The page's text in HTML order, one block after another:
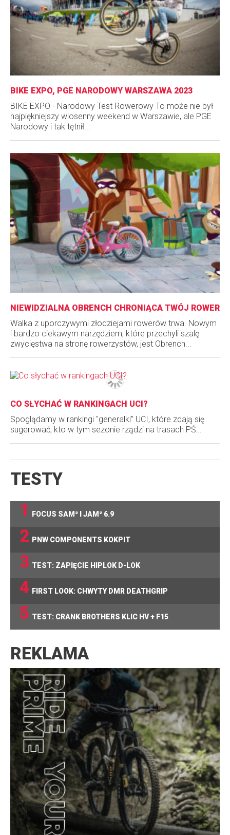
BIKE EXPO, PGE NARODOWY WARSZAWA 2023
BIKE EXPO - Narodowy Test Rowerowy To może nie był
najpiękniejszy wiosenny weekend w Warszawie, ale PGE
Narodowy i tak tętnił...
NIEWIDZIALNA OBRENCH CHRONIĄCA TWÓJ ROWER
Walka z uporczywymi złodziejami rowerów trwa. Nowym
i bardzo ciekawym narzędziem, które przechyli szalę
zwycięstwa na stronę rowerzystów, jest Obrench...
CO SŁYCHAĆ W RANKINGACH UCI?
Spoglądamy w rankingi "generalki" UCI, które zdają się
sugerować, kto w tym sezonie rządzi na trasach PŚ...
TESTY
1
FOCUS SAM² I JAM² 6.9
2 PNW COMPONENTS KOKPIT
3 TEST: ZAPIĘCIE HIPLOK D-LOK
4 FIRST LOOK: CHWYTY DMR DEATHGRIP
5 TEST: CRANK BROTHERS KLIC HV + F15
REKLAMA